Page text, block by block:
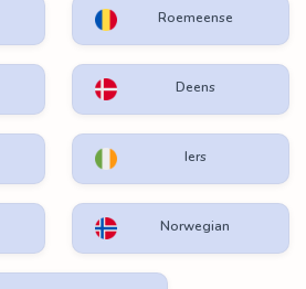
Roemeense
Deens
Iers
Norwegian